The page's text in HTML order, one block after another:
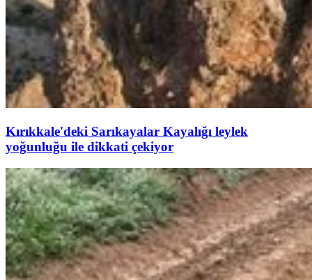
Kırıkkale'deki Sarıkayalar Kayalığı leylek
yoğunluğu ile dikkati çekiyor